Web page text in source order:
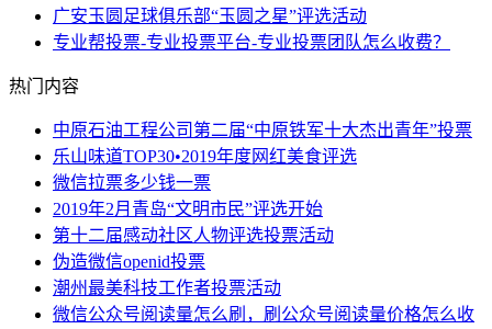
广安玉圆足球俱乐部“玉圆之星”评选活动
专业帮投票-专业投票平台-专业投票团队怎么收费？
热门内容
中原石油工程公司第二届“中原铁军十大杰出青年”投票
乐山味道TOP30•2019年度网红美食评选
微信拉票多少钱一票
2019年2月青岛“文明市民”评选开始
第十二届感动社区人物评选投票活动
伪造微信openid投票
潮州最美科技工作者投票活动
微信公众号阅读量怎么刷，刷公众号阅读量价格怎么收